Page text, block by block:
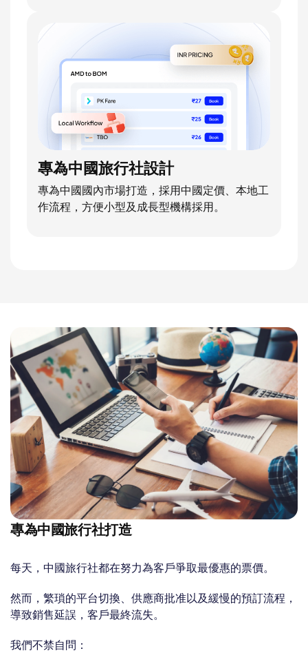
專為中國旅行社設計
專為中國國內市場打造，採用中國定價、本地工
作流程，方便小型及成長型機構採用。
專為中國旅行社打造
每天，中國旅行社都在努力為客戶爭取最優惠的票價。
然而，繁瑣的平台切換、供應商批准以及緩慢的預訂流程，
導致銷售延誤，客戶最終流失。
我們不禁自問：